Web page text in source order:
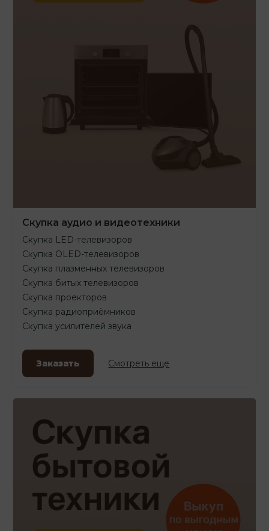
Скупка аудио и видеотехники
Скупка LED-телевизоров
Скупка OLED-телевизоров
Скупка плазменных телевизоров
Скупка битых телевизоров
Скупка проекторов
Скупка радиоприёмников
Скупка усилителей звука
Заказать Смотреть еще